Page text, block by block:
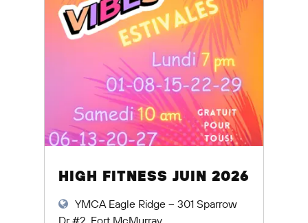
HIGH FITNESS JUIN 2026
YMCA Eagle Ridge – 301 Sparrow
Dr #2, Fort McMurray